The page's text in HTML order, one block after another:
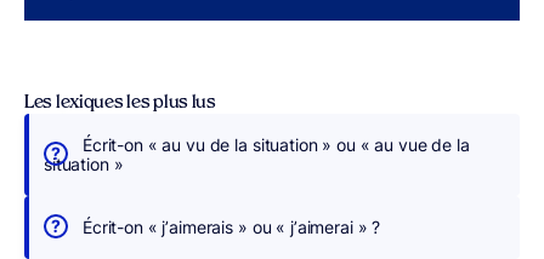
É
r
i
Les lexiques les plus lus
Écrit-on « au vu de la situation » ou « au vue de la
situation »
Écrit-on « j’aimerais » ou « j’aimerai » ?